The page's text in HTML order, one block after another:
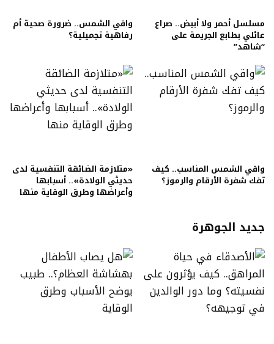
مسلسل أحمر ولا أبيض.. صراع
عائلي بطابع الجريمة على
“شاهد”
واقي الشمس.. ضرورة صحية أم
رفاهية تجميلية؟
واقي الشمس المناسب.. كيف
تفك شفرة الأرقام والرموز؟
«متلازمة الضائقة التنفسية لدى
حديثي الولادة».. أسبابها
وأعراضها وطرق الوقاية منها
جديد الجوهرة